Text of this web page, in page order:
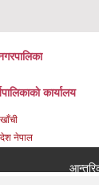
कार्यालय
नेपाल